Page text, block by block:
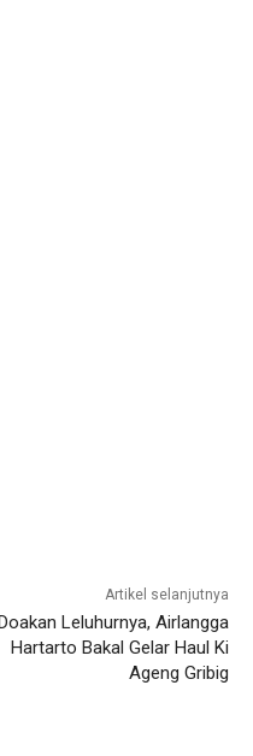
Artikel selanjutnya
Doakan Leluhurnya, Airlangga
Hartarto Bakal Gelar Haul Ki
Ageng Gribig